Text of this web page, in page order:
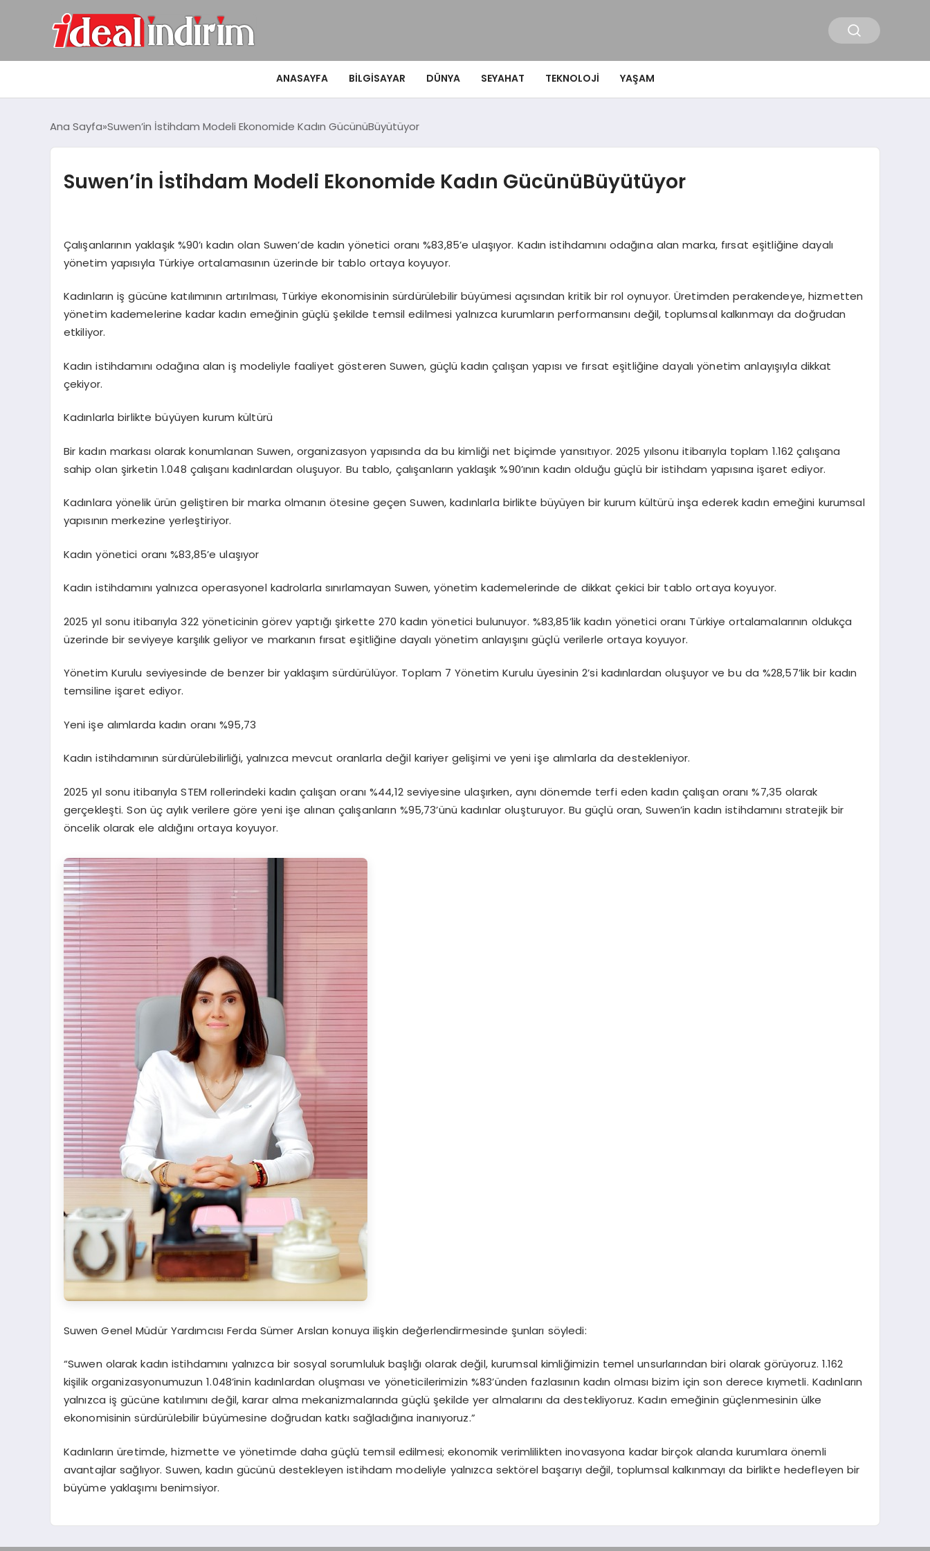
ANASAYFA BILGISAYAR DÜNYA SEYAHAT TEKNOLOJI YAŞAM
Ana Sayfa Suwen’in İstihdam Modeli Ekonomide Kadın GücünüBüyütüyor
Suwen’in İstihdam Modeli Ekonomide Kadın GücünüBüyütüyor
Çalışanlarının yaklaşık %90’ı kadın olan Suwen’de kadın yönetici oranı %83,85’e ulaşıyor. Kadın istihdamını odağına alan marka, fırsat eşitliğine dayalı
yönetim yapısıyla Türkiye ortalamasının üzerinde bir tablo ortaya koyuyor.
Kadınların iş gücüne katılımının artırılması, Türkiye ekonomisinin sürdürülebilir büyümesi açısından kritik bir rol oynuyor. Üretimden perakendeye, hizmetten
yönetim kademelerine kadar kadın emeğinin güçlü şekilde temsil edilmesi yalnızca kurumların performansını değil, toplumsal kalkınmayı da doğrudan
etkiliyor.
Kadın istihdamını odağına alan iş modeliyle faaliyet gösteren Suwen, güçlü kadın çalışan yapısı ve fırsat eşitliğine dayalı yönetim anlayışıyla dikkat
çekiyor.
Kadınlarla birlikte büyüyen kurum kültürü
Bir kadın markası olarak konumlanan Suwen, organizasyon yapısında da bu kimliği net biçimde yansıtıyor. 2025 yılsonu itibarıyla toplam 1.162 çalışana
sahip olan şirketin 1.048 çalışanı kadınlardan oluşuyor. Bu tablo, çalışanların yaklaşık %90’ının kadın olduğu güçlü bir istihdam yapısına işaret ediyor.
Kadınlara yönelik ürün geliştiren bir marka olmanın ötesine geçen Suwen, kadınlarla birlikte büyüyen bir kurum kültürü inşa ederek kadın emeğini kurumsal
yapısının merkezine yerleştiriyor.
Kadın yönetici oranı %83,85’eulaşıyor
Kadın istihdamını yalnızca operasyonel kadrolarla sınırlamayan Suwen, yönetim kademelerinde de dikkat çekici bir tablo ortaya koyuyor.
2025 yıl sonu itibarıyla 322 yöneticinin görev yaptığı şirkette 270 kadın yönetici bulunuyor. %83,85’lik kadın yönetici oranı Türkiye ortalamalarının oldukça
üzerinde bir seviyeye karşılık geliyor ve markanın fırsat eşitliğine dayalı yönetim anlayışını güçlü verilerle ortaya koyuyor.
Yönetim Kurulu seviyesinde de benzer bir yaklaşım sürdürülüyor. Toplam 7 Yönetim Kurulu üyesinin 2’si kadınlardan oluşuyor ve bu da %28,57’lik bir kadın
temsiline işaret ediyor.
Yeniişe alımlarda kadın oranı %95,73
Kadın istihdamının sürdürülebilirliği, yalnızca mevcut oranlarla değil kariyer gelişimi ve yeni işe alımlarla da destekleniyor.
2025 yıl sonu itibarıyla STEM rollerindeki kadın çalışan oranı %44,12 seviyesine ulaşırken, aynı dönemde terfi eden kadın çalışan oranı %7,35 olarak
gerçekleşti. Son üç aylık verilere göre yeni işe alınan çalışanların %95,73’ünü kadınlar oluşturuyor. Bu güçlü oran, Suwen’in kadın istihdamını stratejik bir
öncelik olarak ele aldığını ortaya koyuyor.
Suwen Genel Müdür YardımcısıFerda Sümer Arslan konuya ilişkin değerlendirmesinde şunları söyledi:
“Suwen olarak kadın istihdamını yalnızca bir sosyal sorumluluk başlığı olarak değil, kurumsal kimliğimizin temel unsurlarından biri olarak görüyoruz. 1.162
kişilik organizasyonumuzun 1.048’inin kadınlardan oluşması ve yöneticilerimizin %83’ünden fazlasının kadın olması bizim için son derece kıymetli. Kadınların
yalnızca iş gücüne katılımını değil, karar alma mekanizmalarında güçlü şekilde yer almalarını da destekliyoruz. Kadın emeğinin güçlenmesinin ülke
ekonomisinin sürdürülebilir büyümesine doğrudan katkı sağladığına inanıyoruz.”
Kadınların üretimde, hizmette ve yönetimde daha güçlü temsil edilmesi; ekonomik verimlilikten inovasyona kadar birçok alanda kurumlara önemli
avantajlar sağlıyor. Suwen, kadın gücünü destekleyen istihdam modeliyle yalnızca sektörel başarıyı değil, toplumsal kalkınmayı da birlikte hedefleyen bir
büyüme yaklaşımı benimsiyor.